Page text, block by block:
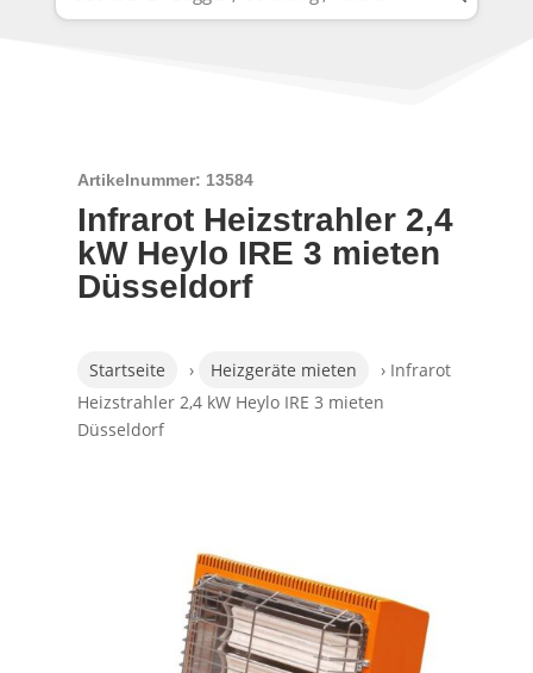
Artikelnummer: 13584
Infrarot Heizstrahler 2,4
kW Heylo IRE 3 mieten
Düsseldorf
Startseite › Heizgeräte mieten
› Infrarot
Heizstrahler 2,4 kW Heylo IRE 3 mieten
Düsseldorf